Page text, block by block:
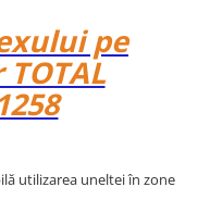
pe
utilizarea uneltei în zone